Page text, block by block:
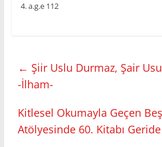
4. a.g.e 112
← Şiir Uslu Durmaz, Şair
-İlham-
Kitlesel Okumayla Geçen
Atölyesinde 60. Kitabı Geride